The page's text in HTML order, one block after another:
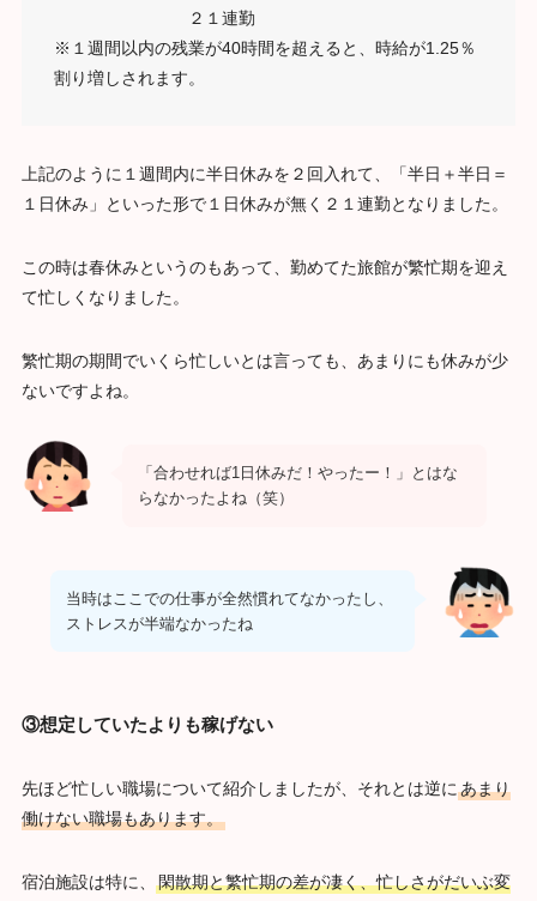
２１連勤
※１週間以内の残業が40時間を超えると、時給が1.25％
割り増しされます。
上記のように１週間内に半日休みを２回入れて、「半日＋半日＝
１日休み」といった形で１日休みが無く２１連勤となりました。
この時は春休みというのもあって、勤めてた旅館が繁忙期を迎え
て忙しくなりました。
繁忙期の期間でいくら忙しいとは言っても、あまりにも休みが少
ないですよね。
「合わせれば1日休みだ！やったー！」とはな
らなかったよね（笑）
当時はここでの仕事が全然慣れてなかったし、
ストレスが半端なかったね
③想定していたよりも稼げない
先ほど忙しい職場について紹介しましたが、それとは逆にあまり
働けない職場もあります。
宿泊施設は特に、
閑散期と繁忙期の差が凄く、忙しさがだいぶ変